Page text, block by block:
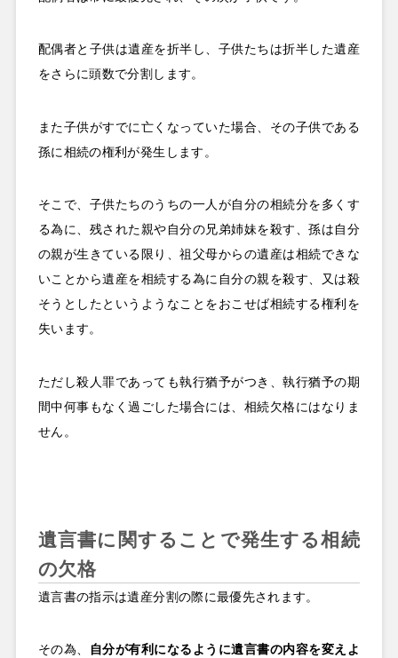
配偶者と子供は遺産を折半し、子供たちは折半した遺産
をさらに頭数で分割します。
また子供がすでに亡くなっていた場合、その子供である
孫に相続の権利が発生します。
そこで、子供たちのうちの一人が自分の相続分を多くす
る為に、残された親や自分の兄弟姉妹を殺す、孫は自分
の親が生きている限り、祖父母からの遺産は相続できな
いことから遺産を相続する為に自分の親を殺す、又は殺
そうとしたというようなことをおこせば相続する権利を
失います。
ただし殺人罪であっても執行猶予がつき、執行猶予の期
間中何事もなく過ごした場合には、相続欠格にはなりま
せん。
遺言書に関することで発生する相続
の欠格
遺言書の指示は遺産分割の際に最優先されます。
その為、
自分が有利になるように遺言書の内容を変えよ